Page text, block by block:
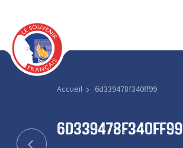
Accueil 6d339478f340ff99
6d339478f340ff99